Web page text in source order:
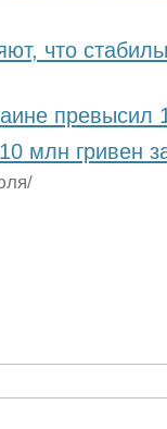
что
превысил
млн гривен